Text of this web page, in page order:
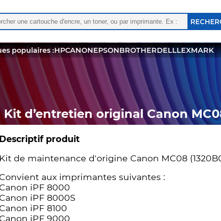
:
les résultats de l'auto-complétion sont disponibles,
populaires :HPCANONEPSONBROTHERDELLLEXMARK
Kit d’entretien original Canon
Descriptif produit
Kit de maintenance d'origine Canon MC08
Convient aux imprimantes suivantes :
Canon iPF 8000
Canon iPF 8000S
Canon iPF 8100
Canon iPF 9000